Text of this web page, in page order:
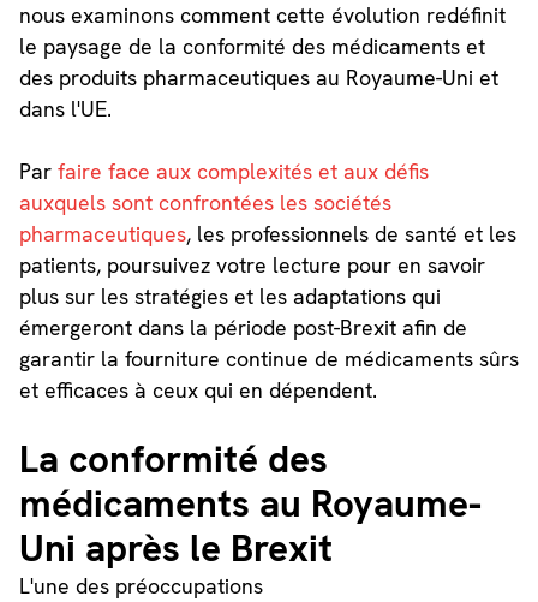
nous examinons comment cette évolution redéfinit
le paysage de la conformité des médicaments et
des produits pharmaceutiques au Royaume-Uni et
dans l'UE.
Parfaire face aux complexités et aux défis
auxquels sont confrontées les sociétés
pharmaceutiques, les professionnels de santé et les
patients, poursuivez votre lecture pour en savoir
plus sur les stratégies et les adaptations qui
émergeront dans la période post-Brexit afin de
garantir la fourniture continue de médicaments sûrs
et efficaces à ceux qui en dépendent.
La conformité des
médicaments au Royaume-
Uni après le Brexit
L'une des préoccupations